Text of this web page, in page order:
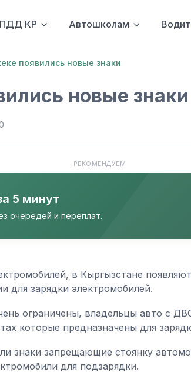
ПДД КР Автошколам
появились новые знаки
новые знаки
РЕКОМЕНДУЕМ
5 минут
очередей и переплат.
в Кыргызстане
для зарядки электромобилей.
ограничены, владельцы авто с
которые предназначены для
знаки запрещающие стоянку
для подзарядки.